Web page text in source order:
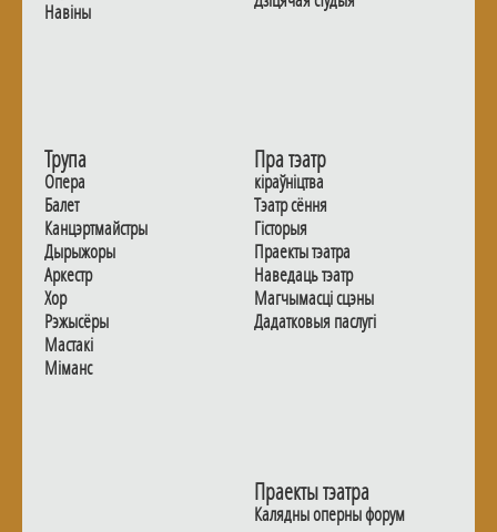
Навiны
Трупа
Опера
Балет
Канцэртмайстры
Дырыжоры
Аркестр
Хор
Рэжысёры
Мастакі
Мiманс
Пра тэатр
кіраўніцтва
Тэатр сёння
Гiсторыя
Праекты тэатра
Наведаць тэатр
Магчымасцi сцэны
Дадаткoвыя паслугi
Праекты тэатра
Калядны оперны форум